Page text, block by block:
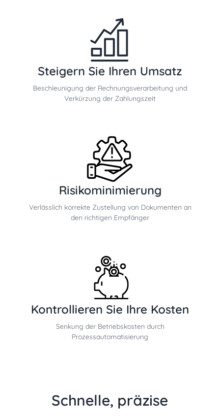
Steigern Sie Ihren Umsatz
Beschleunigung der Rechnungsverarbeitung und
Verkürzung der Zahlungszeit
Risikominimierung
Verlässlich korrekte Zustellung von Dokumenten an
den richtigen Empfänger
Kontrollieren Sie Ihre Kosten
Senkung der Betriebskosten durch
Prozessautomatisierung
Schnelle, präzise